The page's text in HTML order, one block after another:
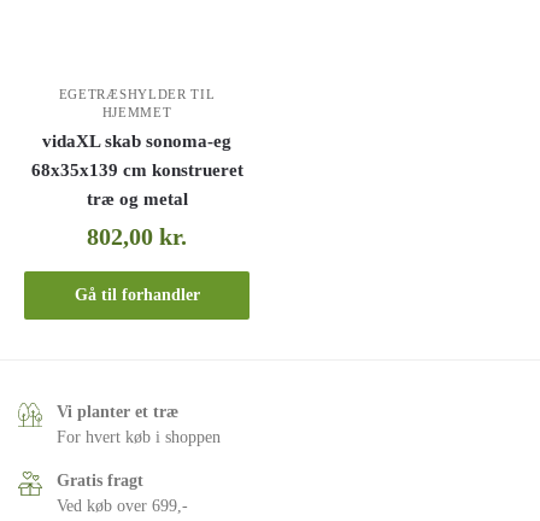
EGETRÆSHYLDER TIL
HJEMMET
vidaXL skab sonoma-eg
68x35x139 cm konstrueret
træ og metal
802,00kr.
Gå til forhandler
Vi planter et træ
For hvert køb i shoppen
Gratis fragt
Ved køb over 699,-